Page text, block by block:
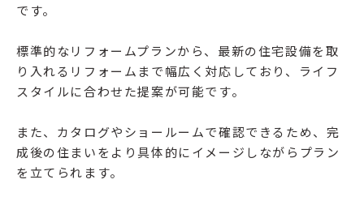
です。
標準的なリフォームプランから、最新の住宅設備を取
り入れるリフォームまで幅広く対応しており、ライフ
スタイルに合わせた提案が可能です。
また、カタログやショールームで確認できるため、完
成後の住まいをより具体的にイメージしながらプラン
を立てられます。